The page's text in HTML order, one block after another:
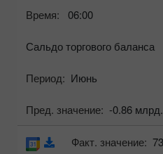
Время: 06:00
Сальдо торгового баланса
Период: Июнь
Пред. значение: -0.86 млрд.
Факт. значение: